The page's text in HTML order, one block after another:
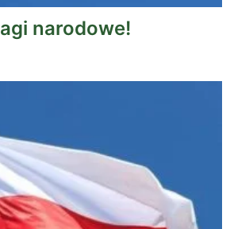
narodowe!